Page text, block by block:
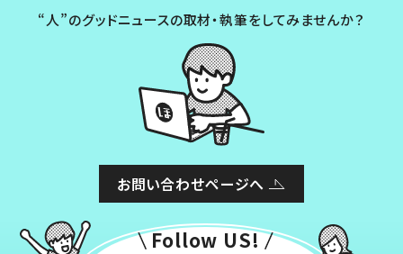
“人”のグッドニュースの取材・執筆をしてみませんか？
お問い合わせページへ
Follow US!